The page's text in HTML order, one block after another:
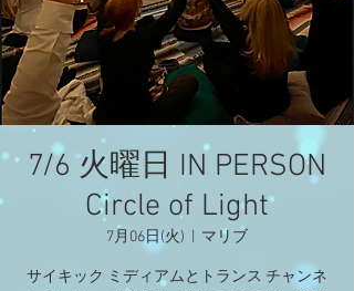
7/6 火曜日 IN PERSON
Circle of Light
7月06日(火) マリブ
サイキック ミディアムとトランス チャンネ